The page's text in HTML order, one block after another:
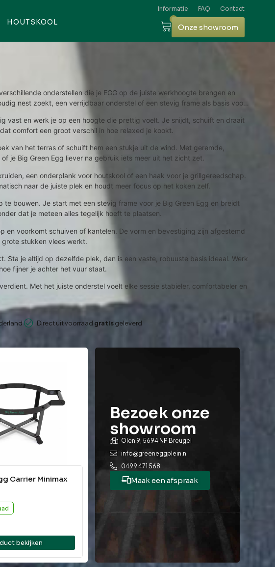
Informatie FAQ Contact
HOUTSKOOL 0
Onze showroom
onderstellen die je EGG op de juiste werkhoogte brengen en
nest zoekt, een verrijdbaar onderstel of een stevig frame als basis voor
vast en werk je op een hoogte die prettig voelt. Je snijdt, schuift en draait
comfort een groot verschil in hoe relaxed je kookt.
van het terras of schuift hem een stukje uit de wind. Met geremde,
je Big Green Egg liever na gebruik iets meer uit het zicht zet.
een onderplank voor houtskool of een haak voor je grillgereedschap.
naar de juiste plek en houdt meer focus op het koken zelf.
bouwen. Je start met een stevig frame voor je Big Green Egg en breidt
dat je meteen alles tegelijk hoeft te plaatsen.
en voorkomt schuiven of kantelen. De vorm en bevestiging zijn afgestemd
stukken vlees werkt.
Sta je altijd op dezelfde plek, dan is een vaste, robuuste basis ideaal. Werk
fijner je achter het vuur staat.
Met het juiste onderstel voelt elke sessie stabieler, comfortabeler en
Direct uit voorraad gratisgeleverd
Carrier Minimax
bekijken
Bezoek onze
showroom
Olen 9, 5694 NP Breugel
info@greeneggplein.nl
0499 471 568
Maak een afspraak